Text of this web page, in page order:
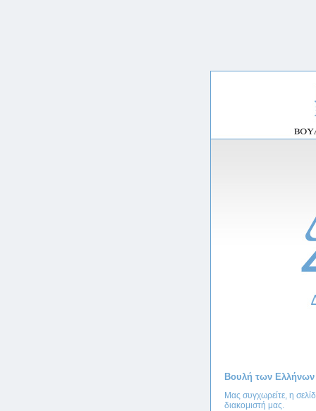
Βουλή των Ελλήνων
Μας συγχωρείτε, η
διακομιστή μας.